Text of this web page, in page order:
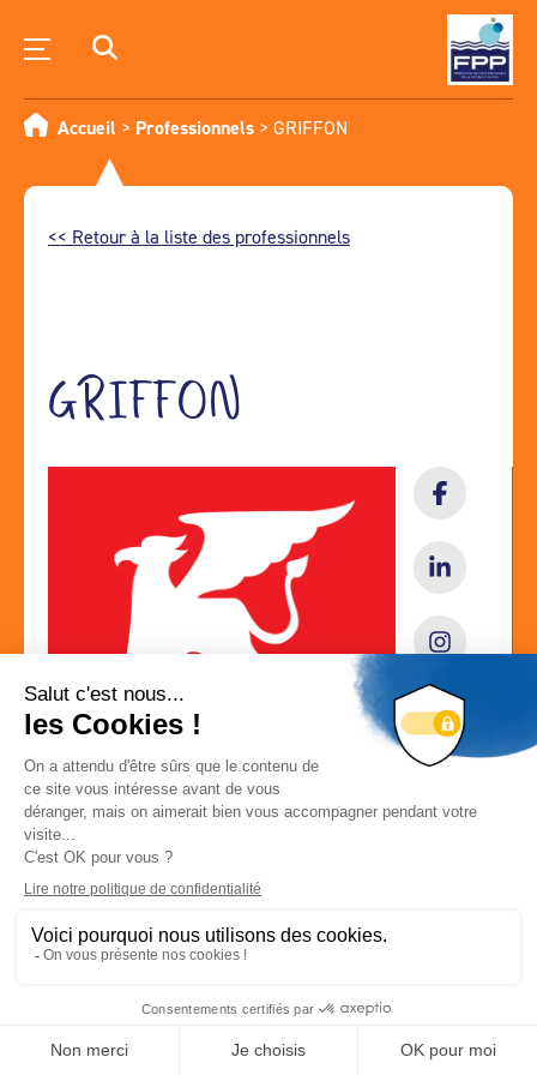
Accueil > Professionnels > GRIFFON
<< Retour à la liste des professionnels
GRIFFON
Localisation
COMPIEGNE
Déconnexion Mon compte